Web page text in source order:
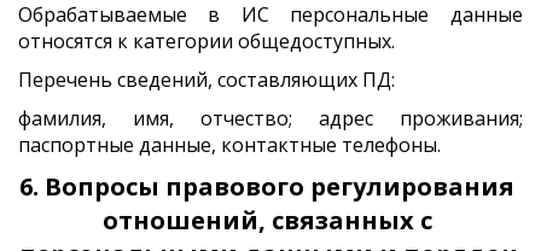
Обрабатываемые в ИС персональные данные
относятся к категории общедоступных.
Перечень сведений, составляющих ПД:
фамилия, имя, отчество; адрес проживания;
паспортные данные, контактные телефоны.
6. Вопросы правового регулирования
отношений, связанных с